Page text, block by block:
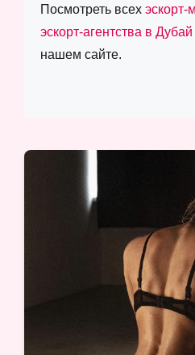
Посмотреть всех эскорт-
эскорт-агентства в Дубай
нашем сайте.